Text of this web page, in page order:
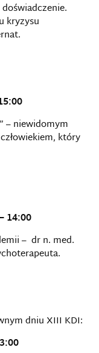
kryzysu
– niewidomym
który
14:00
– dr n. med.
dniu XIII KDI: